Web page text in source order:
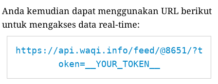
Anda kemudian dapat menggunakan URL berikut
untuk mengakses data real-time:
https://api.waqi.info/feed/@8651/?t
oken=__YOUR_TOKEN__